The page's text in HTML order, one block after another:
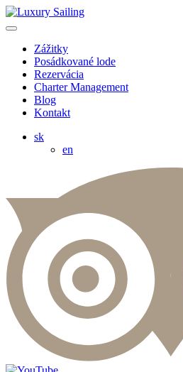
Zážitky
Posádkované lode
Rezervácia
Charter Management
Blog
Kontakt
sk
en